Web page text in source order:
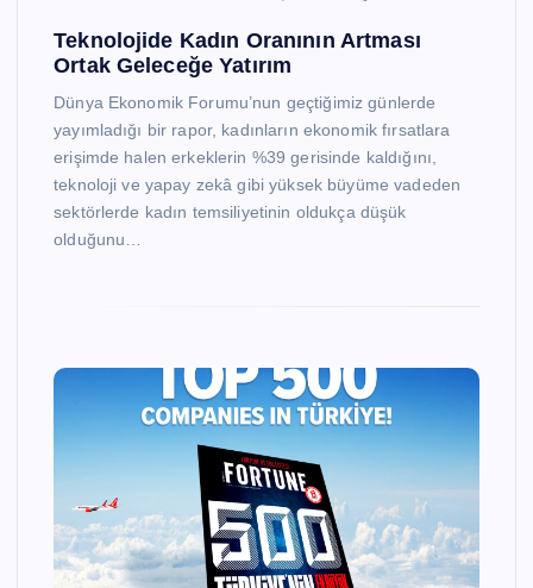
Teknolojide Kadın Oranının Artması
Ortak Geleceğe Yatırım
Dünya Ekonomik Forumu’nun geçtiğimiz günlerde
yayımladığı bir rapor, kadınların ekonomik fırsatlara
erişimde halen erkeklerin %39 gerisinde kaldığını,
teknoloji ve yapay zekâ gibi yüksek büyüme vadeden
sektörlerde kadın temsiliyetinin oldukça düşük
olduğunu…